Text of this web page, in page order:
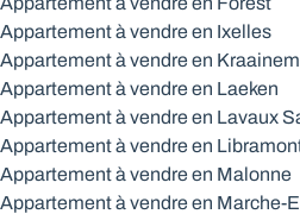
Appartement à vendre en Ixelles
Appartement à vendre en Kraainem
Appartement à vendre en Laeken
Appartement à vendre en Lavaux
Appartement à vendre en
Appartement à vendre en Malonne
Appartement à vendre en Marche-